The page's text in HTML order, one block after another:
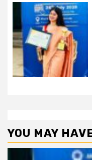
YOU MAY